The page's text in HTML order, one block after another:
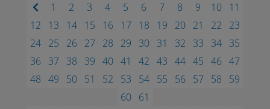
1 2 3 4 5 6 7 8 9 10 11
12
13 14 15 16 17 18 19 20 21 22
23
24 25 26 27 28 29 30 31 32 33 34 35
36 37 38 39 40 41 42 43 44 45 46 47
48 49 50 51 52 53 54 55 56 57 58
59
60 61